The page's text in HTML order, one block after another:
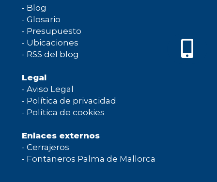
- Blog
- Glosario
- Presupuesto
- Ubicaciones
- RSS del blog
Legal
- Aviso Legal
- Política de privacidad
- Política de cookies
Enlaces externos
- Cerrajeros
- Fontaneros Palma de Mallorca